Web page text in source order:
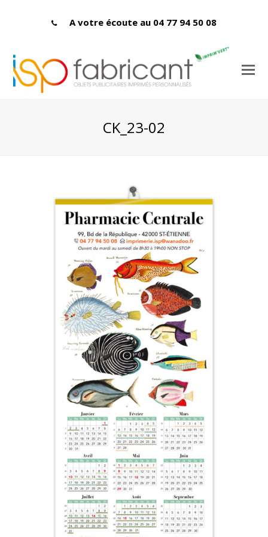
A votre écoute au 04 77 94 50 08
CK_23-02